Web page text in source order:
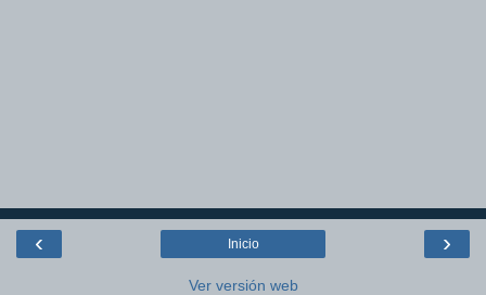
‹ ›
Inicio
Ver versión web